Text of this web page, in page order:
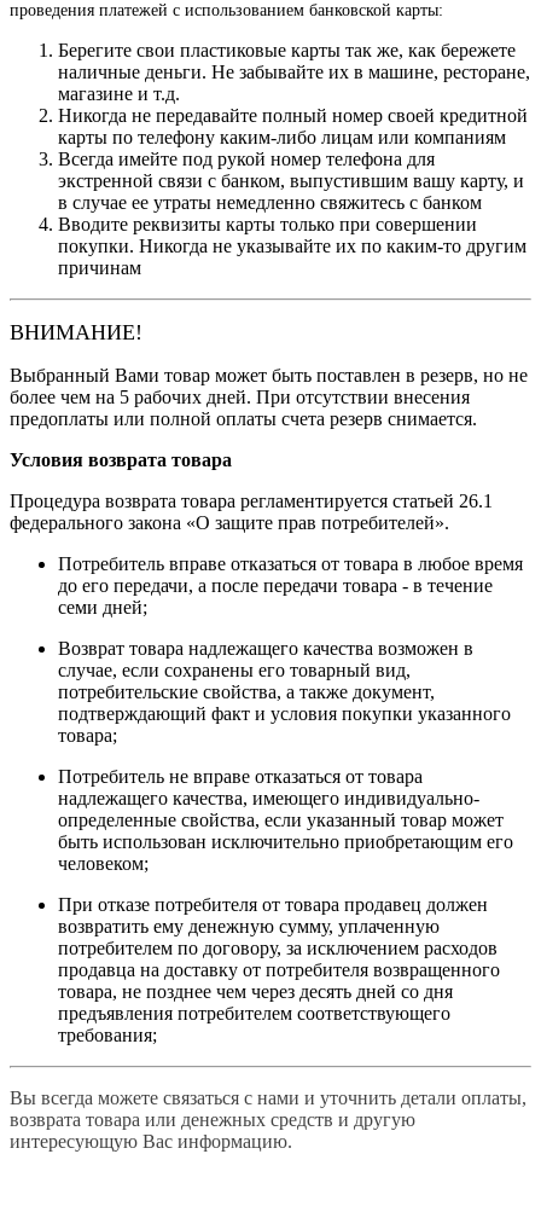
проведения платежей с использованием банковской карты:
Берегите свои пластиковые карты так же, как бережете
наличные деньги. Не забывайте их в машине, ресторане,
магазине и т.д.
Никогда не передавайте полный номер своей кредитной
карты по телефону каким-либо лицам или компаниям
Всегда имейте под рукой номер телефона для
экстренной связи с банком, выпустившим вашу карту, и
в случае ее утраты немедленно свяжитесь с банком
Вводите реквизиты карты только при совершении
покупки. Никогда не указывайте их по каким-то другим
причинам
ВНИМАНИЕ!
Выбранный Вами товар может быть поставлен в резерв, но не
более чем на 5 рабочих дней. При отсутствии внесения
предоплаты или полной оплаты счета резерв снимается.
Условия возврата товара
Процедура возврата товара регламентируется статьей 26.1
федерального закона «О защите прав потребителей».
Потребитель вправе отказаться от товара в любое время
до его передачи, а после передачи товара - в течение
семи дней;
Возврат товара надлежащего качества возможен в
случае, если сохранены его товарный вид,
потребительские свойства, а также документ,
подтверждающий факт и условия покупки указанного
товара;
Потребитель не вправе отказаться от товара
надлежащего качества, имеющего индивидуально-
определенные свойства, если указанный товар может
быть использован исключительно приобретающим его
человеком;
При отказе потребителя от товара продавец должен
возвратить ему денежную сумму, уплаченную
потребителем по договору, за исключением расходов
продавца на доставку от потребителя возвращенного
товара, не позднее чем через десять дней со дня
предъявления потребителем соответствующего
требования;
Вы всегда можете связаться с нами и уточнить детали оплаты,
возврата товара или денежных средств и другую
интересующую Вас информацию.